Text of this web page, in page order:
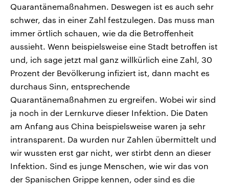
Quarantänemaßnahmen. Deswegen ist es auch sehr
schwer, das in einer Zahl festzulegen. Das muss man
immer örtlich schauen, wie da die Betroffenheit
aussieht. Wenn beispielsweise eine Stadt betroffen ist
und, ich sage jetzt mal ganz willkürlich eine Zahl, 30
Prozent der Bevölkerung infiziert ist, dann macht es
durchaus Sinn, entsprechende
Quarantänemaßnahmen zu ergreifen. Wobei wir sind
ja noch in der Lernkurve dieser Infektion. Die Daten
am Anfang aus China beispielsweise waren ja sehr
intransparent. Da wurden nur Zahlen übermittelt und
wir wussten erst gar nicht, wer stirbt denn an dieser
Infektion. Sind es junge Menschen, wie wir das von
der Spanischen Grippe kennen, oder sind es die